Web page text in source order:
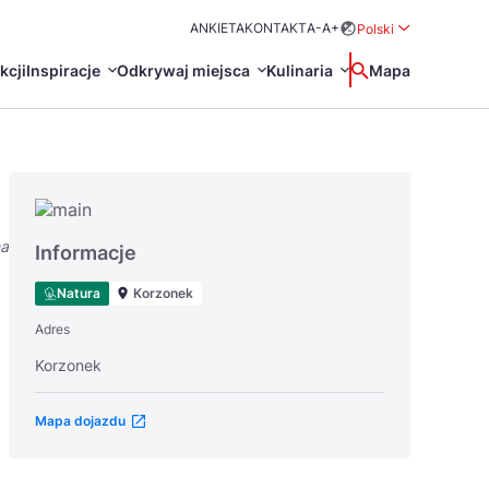
ANKIETAKONTAKTA-A+
Polski
Inspiracje
Certyfikaty POT
Odkrywaj miejsca
Turystyczne
Kulinaria
Restauracje Michelin
Wyszukaj
Mapa
Informacje
Natura Korzonek
Adres
Korzonek
Mapa dojazdu